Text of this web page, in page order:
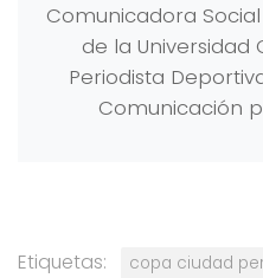
Comunicadora
de la Universidad
Periodista
Comunicación
Etiquetas: copa ciudad